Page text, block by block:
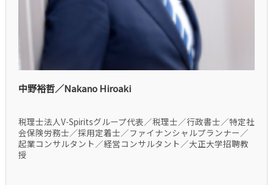
中野裕哲／Nakano Hiroaki
税理士法人V-Spiritsグループ代表／税理士／行政書士／特定社
会保険労務士／採用定着士／ファイナンシャルプランナー／
起業コンサルタント／経営コンサルタント／大正大学招聘教
授